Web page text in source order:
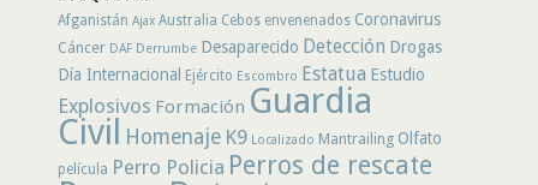
Afganistán Ajax Australia Cebos envenenados Coronavirus
Cáncer DAF Derrumbe Desaparecido Detección Drogas
Día Internacional Ejército Escombro Estatua Estudio
Explosivos Formación Guardia
Civil Homenaje K9 Localizado Mantrailing Olfato
película Perro Policia Perros de rescate